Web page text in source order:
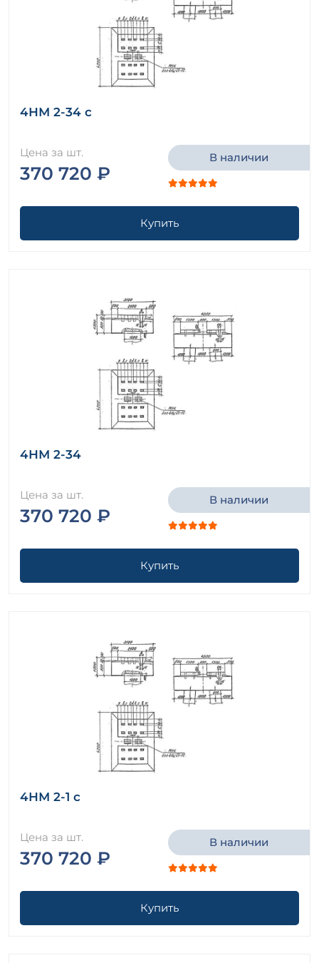
4НМ 2-34 с
Цена за шт.
370 720 ₽
В наличии
Купить
4НМ 2-34
Цена за шт.
370 720 ₽
В наличии
Купить
4НМ 2-1 с
Цена за шт.
370 720 ₽
В наличии
Купить